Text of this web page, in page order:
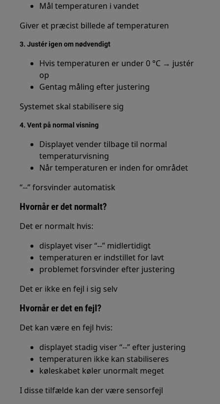
Mål temperaturen i vandet
Giver et præcist billede af temperaturen
3. Justér igen om nødvendigt
Hvis temperaturen er under 0 °C → justér
op
Gentag måling efter justering
Systemet skal stabilisere sig
4. Vent på normal visning
Displayet vender tilbage til normal
temperaturvisning
Når temperaturen er inden for området
“--” forsvinder automatisk
Hvornår er det normalt?
Det er normalt hvis:
displayet viser “--” midlertidigt
temperaturen er indstillet for lavt
problemet forsvinder efter justering
Det er ikke en fejl i sig selv
Hvornår er det en fejl?
Det kan være en fejl hvis:
displayet stadig viser “--” efter justering
temperaturen ikke kan stabiliseres
køleskabet køler unormalt meget
I disse tilfælde kan der være sensorfejl